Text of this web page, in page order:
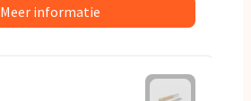
Meer informatie